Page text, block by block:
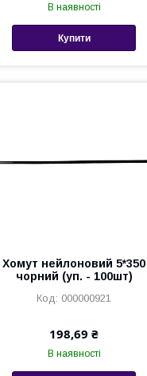
В наявності
Купити
Хомут нейлоновий 5*350
чорний (уп. - 100шт)
000000921
198,69 ₴
В наявності